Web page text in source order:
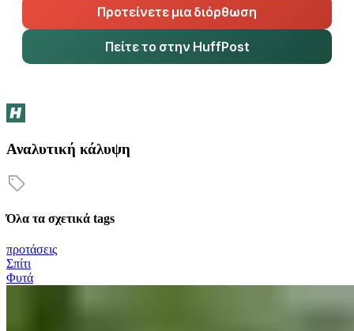
Προτείνετε μια διόρθωση
Πείτε το στην HuffPost
Αναλυτική κάλυψη
Όλα τα σχετικά tags
προτάσεις
Σπίτι
Φυτά